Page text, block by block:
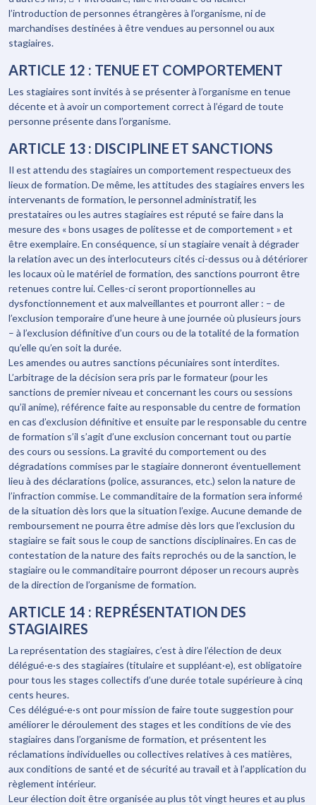
l’introduction de personnes étrangères à l’organisme, ni de
marchandises destinées à être vendues au personnel ou aux
stagiaires.
ARTICLE 12 : TENUE ET COMPORTEMENT
Les stagiaires sont invités à se présenter à l’organisme en tenue
décente et à avoir un comportement correct à l’égard de toute
personne présente dans l’organisme.
ARTICLE 13 : DISCIPLINE ET SANCTIONS
Il est attendu des stagiaires un comportement respectueux des
lieux de formation. De même, les attitudes des stagiaires envers les
intervenants de formation, le personnel administratif, les
prestataires ou les autres stagiaires est réputé se faire dans la
mesure des « bons usages de politesse et de comportement » et
être exemplaire. En conséquence, si un stagiaire venait à dégrader
la relation avec un des interlocuteurs cités ci-dessus ou à détériorer
les locaux où le matériel de formation, des sanctions pourront être
retenues contre lui. Celles-ci seront proportionnelles au
dysfonctionnement et aux malveillantes et pourront aller : – de
l’exclusion temporaire d’une heure à une journée où plusieurs jours
– à l’exclusion définitive d’un cours ou de la totalité de la formation
qu’elle qu’en soit la durée.
Les amendes ou autres sanctions pécuniaires sont interdites.
L’arbitrage de la décision sera pris par le formateur (pour les
sanctions de premier niveau et concernant les cours ou sessions
qu’il anime), référence faite au responsable du centre de formation
en cas d’exclusion définitive et ensuite par le responsable du centre
de formation s’il s’agit d’une exclusion concernant tout ou partie
des cours ou sessions. La gravité du comportement ou des
dégradations commises par le stagiaire donneront éventuellement
lieu à des déclarations (police, assurances, etc.) selon la nature de
l’infraction commise. Le commanditaire de la formation sera informé
de la situation dès lors que la situation l’exige. Aucune demande de
remboursement ne pourra être admise dès lors que l’exclusion du
stagiaire se fait sous le coup de sanctions disciplinaires. En cas de
contestation de la nature des faits reprochés ou de la sanction, le
stagiaire ou le commanditaire pourront déposer un recours auprès
de la direction de l’organisme de formation.
ARTICLE 14 : REPRÉSENTATION DES
STAGIAIRES
La représentation des stagiaires, c’est à dire l’élection de deux
délégué·e·s des stagiaires (titulaire et suppléant·e), est obligatoire
pour tous les stages collectifs d’une durée totale supérieure à cinq
cents heures.
Ces délégué·e·s ont pour mission de faire toute suggestion pour
améliorer le déroulement des stages et les conditions de vie des
stagiaires dans l’organisme de formation, et présentent les
réclamations individuelles ou collectives relatives à ces matières,
aux conditions de santé et de sécurité au travail et à l’application du
règlement intérieur.
Leur élection doit être organisée au plus tôt vingt heures et au plus